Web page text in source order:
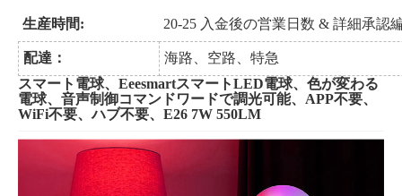
生産時間: 20-25 入金後の営業日数 & 詳細承認
配達：
海路、空路、特急
スマート電球、EeesmartスマートLED電球、色が変わる
電球、音声制御コマンドワードで調光可能、APP不要、
WiFi不要、ハブ不要、E26 7W 550LM